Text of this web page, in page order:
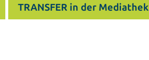
TRANSFER in der Mediathek